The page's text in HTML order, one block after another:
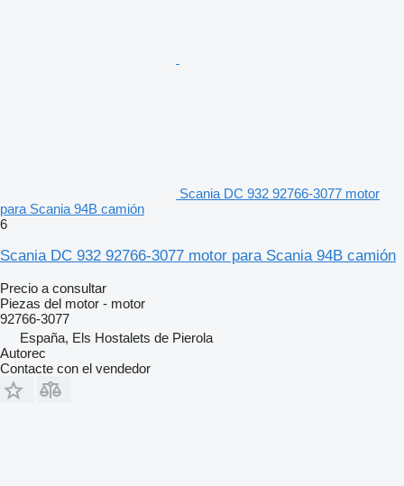
Scania DC 932 92766-3077 motor
para Scania 94B camión
6
Scania DC 932 92766-3077 motor para Scania 94B camión
Precio a consultar
Piezas del motor - motor
92766-3077
España, Els Hostalets de Pierola
Autorec
Contacte con el vendedor